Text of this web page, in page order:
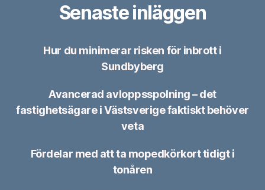
Senaste inläggen
Hur du minimerar risken för inbrott i
Sundbyberg
Avancerad avloppsspolning – det
fastighetsägare i Västsverige faktiskt behöver
veta
Fördelar med att ta mopedkörkort tidigt i
tonåren